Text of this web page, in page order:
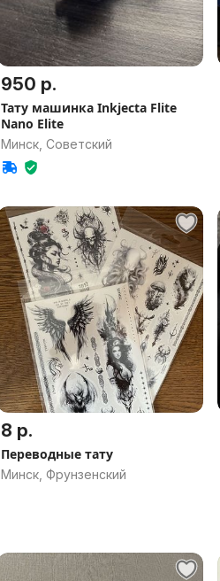
950 р.
Тату машинка Inkjecta Flite
Nano Elite
Минск, Советский
8 р.
Переводные тату
Минск, Фрунзенский